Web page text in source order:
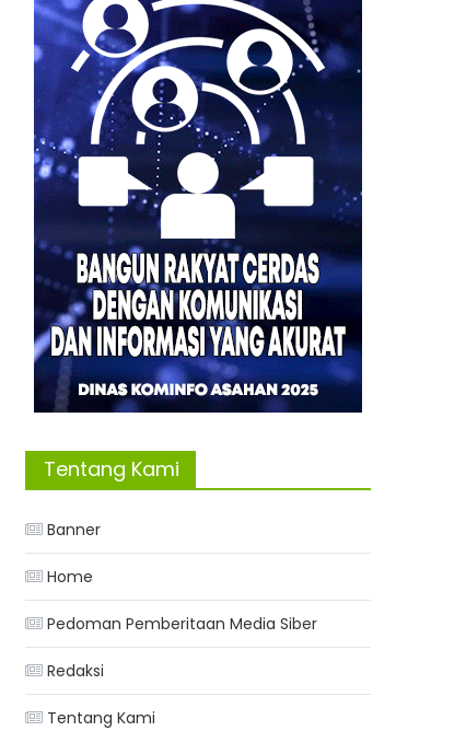
Tentang Kami
Banner
Home
Pedoman Pemberitaan Media Siber
Redaksi
Tentang Kami